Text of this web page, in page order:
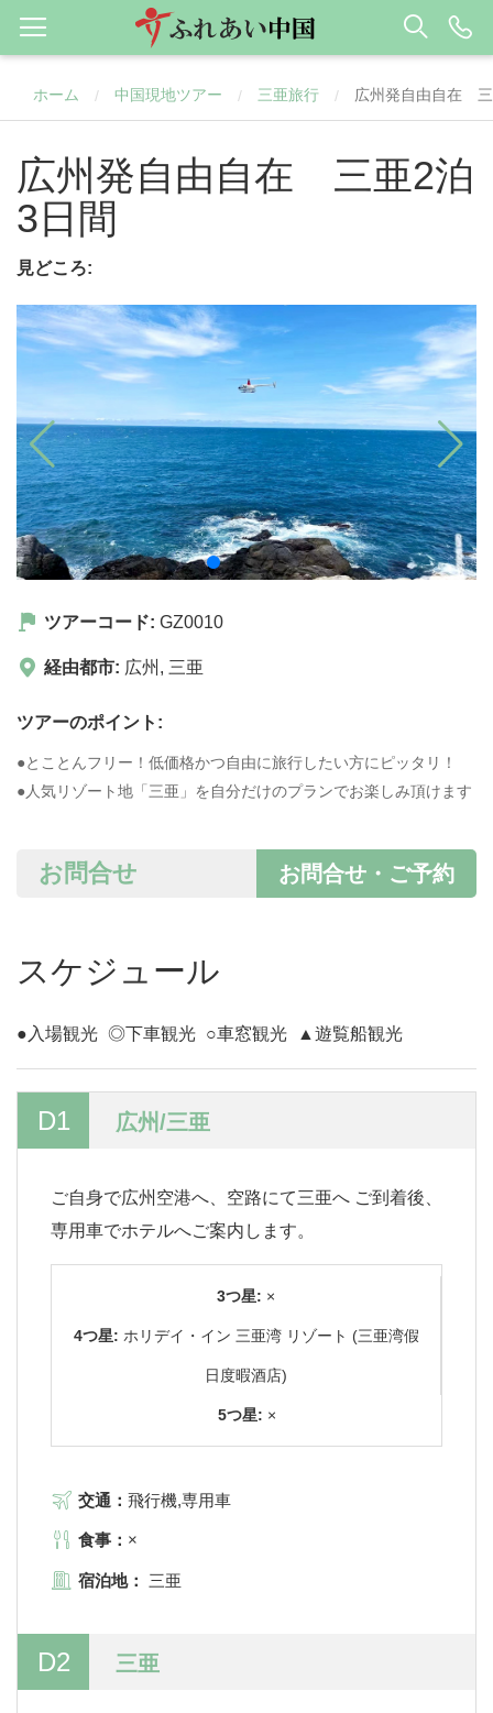
ホーム / 中国現地ツアー / 三亜旅行 / 広州発自由自在
広州発自由自在 三亜2泊
3日間
見どころ:
ツアーコード: GZ0010
経由都市: 広州 , 三亜
ツアーのポイント:
●とことんフリー！低価格かつ自由に旅行したい方にピッタリ！
●人気リゾート地「三亜」を自分だけのプランでお楽しみ頂けます
お問合せ・ご予約
お問合せ
スケジュール
●入場観光 ◎下車観光 ○車窓観光 ▲遊覧船観光
D1 広州/三亜
ご自身で広州空港へ、空路にて三亜へ ご到着後、
専用車でホテルへご案内します。
3つ星: ×
4つ星: ホリデイ・イン 三亜湾 リゾート (三亜湾假
日度暇酒店)
5つ星: ×
交通： 飛行機,専用車
食事： ×
宿泊地： 三亜
D2 三亜